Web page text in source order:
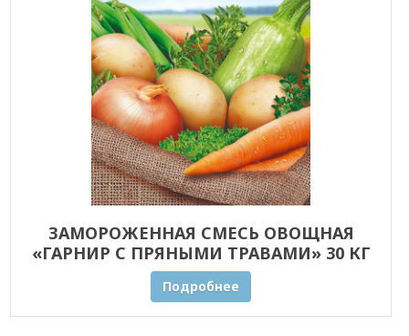
ЗАМОРОЖЕННАЯ СМЕСЬ ОВОЩНАЯ
«ГАРНИР С ПРЯНЫМИ ТРАВАМИ» 30 КГ
ОПТОМ
Подробнее